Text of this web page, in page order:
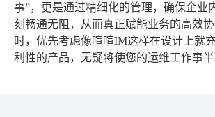
事”，更是通过精细化的管理，确保企业
刻畅通无阻，从而真正赋能业务的高效
时，优先考虑像喧喧IM这样在设计上就
利性的产品，无疑将使您的运维工作事半